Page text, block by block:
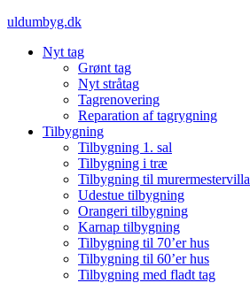
Videre
indhold
uldumbyg.dk
Nyt tag
Grønt tag
Nyt stråtag
Tagrenovering
Reparation af tagrygning
Tilbygning
Tilbygning 1. sal
Tilbygning i træ
Tilbygning til murermestervilla
Udestue tilbygning
Orangeri tilbygning
Karnap tilbygning
Tilbygning til 70’er hus
Tilbygning til 60’er hus
Tilbygning med fladt tag